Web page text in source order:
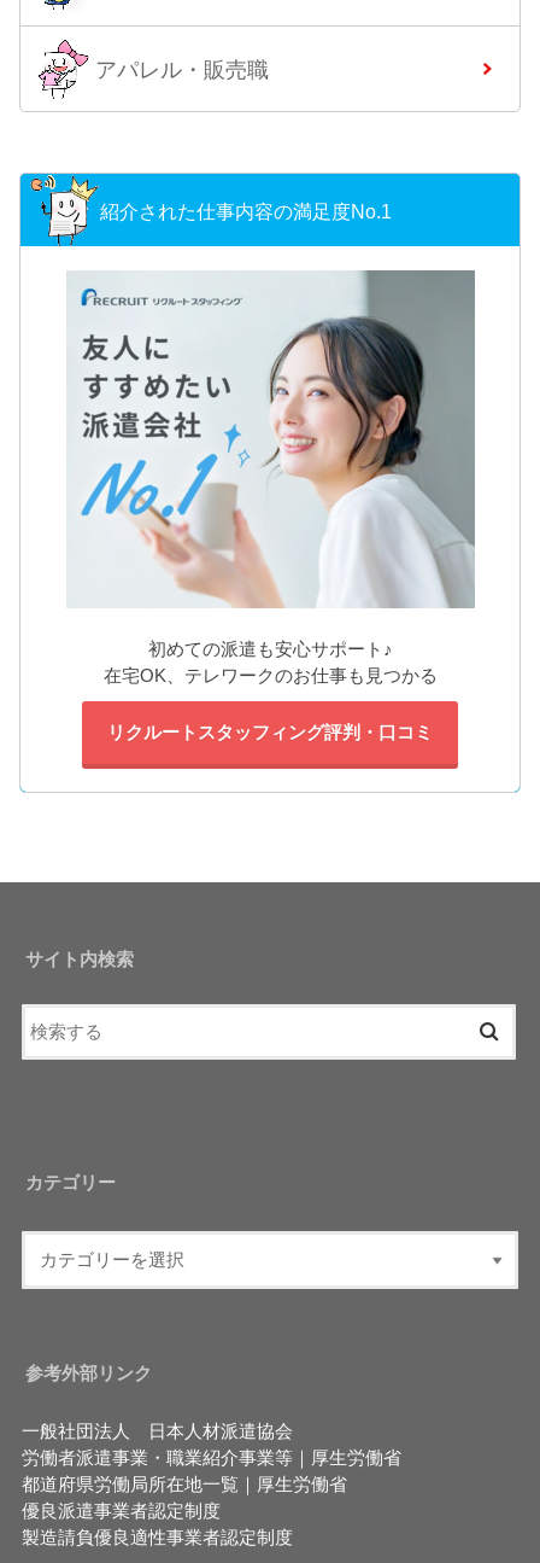
アパレル・販売職
紹介された仕事内容の満足度No.1
初めての派遣も安心サポート♪
在宅OK、テレワークのお仕事も見つかる
リクルートスタッフィング評判・口コミ
サイト内検索
カテゴリー
参考外部リンク
一般社団法人 日本人材派遣協会
労働者派遣事業・職業紹介事業等｜厚生労働省
都道府県労働局所在地一覧｜厚生労働省
優良派遣事業者認定制度
製造請負優良適性事業者認定制度